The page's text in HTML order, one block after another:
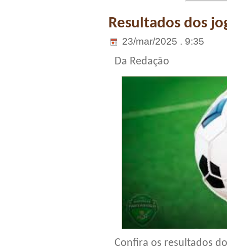
Resultados dos
23/mar/2025 . 9:35
Da Redação
Confira os resultados